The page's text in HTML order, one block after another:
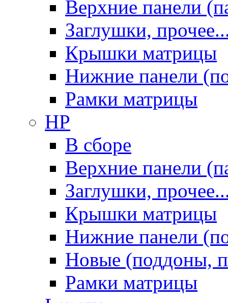
Верхние панели
Заглушки,
Крышки матрицы
Нижние панели
Рамки матрицы
HP
В сборе
Верхние панели
Заглушки,
Крышки матрицы
Нижние панели
Новые (поддоны,
Рамки матрицы